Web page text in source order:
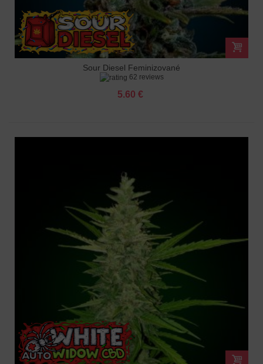
Sour Diesel Feminizované
62 reviews
5.60 €